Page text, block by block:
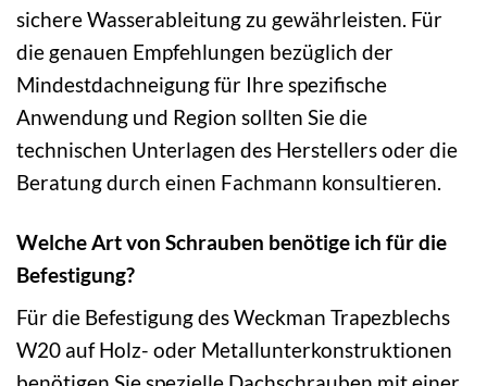
sichere Wasserableitung zu gewährleisten. Für
die genauen Empfehlungen bezüglich der
Mindestdachneigung für Ihre spezifische
Anwendung und Region sollten Sie die
technischen Unterlagen des Herstellers oder die
Beratung durch einen Fachmann konsultieren.
Welche Art von Schrauben benötige ich für die
Befestigung?
Für die Befestigung des Weckman Trapezblechs
W20 auf Holz- oder Metallunterkonstruktionen